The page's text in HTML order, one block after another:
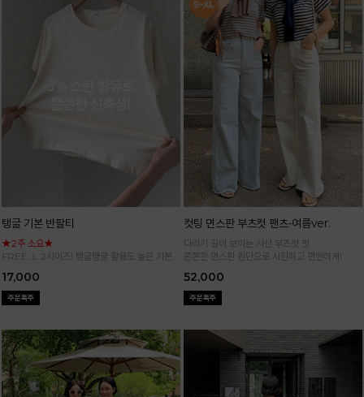
탱글 기본 반팔티
★2주 소요★
FREE, L 2사이즈! 탱글탱글 활용도 높은 기본
17,000
컷팅 면스판 부츠컷 팬츠-여름ver.
다리가 길어 보이는 사선 부츠컷 핏
쫀쫀한 면스판 원단으로 시원하고 편안하게!
52,000